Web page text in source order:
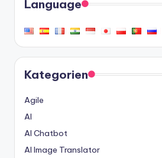
Language
Kategorien
Agile
AI
AI Chatbot
AI Image Translator